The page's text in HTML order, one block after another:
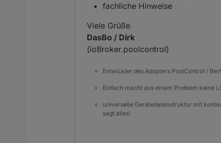
fachliche Hinweise
Viele Grüße
DasBo / Dirk
(ioBroker.poolcontrol)
Entwickler des Adapters PoolControl /
Einfach macht aus einem Problem keine
universelle Gerätedatenstruktur mit
sagt alles!